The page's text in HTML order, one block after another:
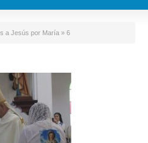
a Jesús por María » 6